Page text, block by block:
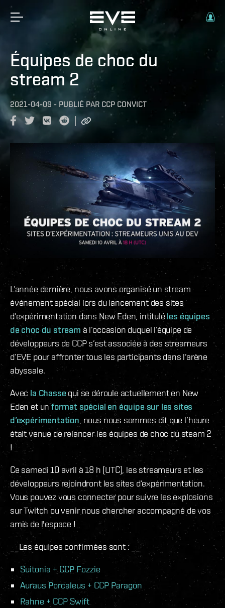
Équipes de choc du
stream 2
2021-04-09 - PUBLIÉ PAR CCP CONVICT
L’année dernière, nous avons organisé un stream
événement spécial lors du lancement des sites
d’expérimentation dans New Eden, intitulé les équipes
de choc du stream à l’occasion duquel l’équipe de
développeurs de CCP s’est associée à des streameurs
d’EVE pour affronter tous les participants dans l’arène
abyssale.
Avec la Chasse qui se déroule actuellement en New
Eden et unformat spécial en équipe sur les sites
d’expérimentation , nous nous sommes dit que l’heure
était venue de relancer les équipes de choc du steam 2
!
Ce samedi 10 avril à 18 h (UTC), les streameurs et les
développeurs rejoindront les sites d’expérimentation.
Vous pouvez vous connecter pour suivre les explosions
sur Twitch ou venir nous chercher accompagné de vos
amis de l'espace !
__Les équipes confirmées sont : __
Suitonia + CCP Fozzie
Auraus Porcaleus + CCP Paragon
Rahne + CCP Swift